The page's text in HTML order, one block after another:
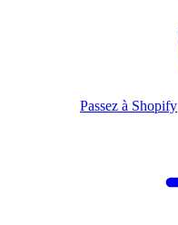
Passez à Shopify